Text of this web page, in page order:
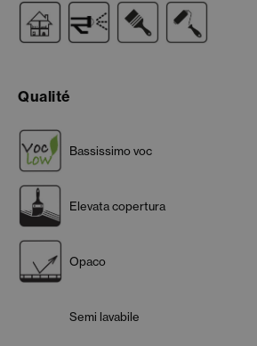
Qualité
Bassissimo voc
Elevata copertura
Opaco
Semi lavabile